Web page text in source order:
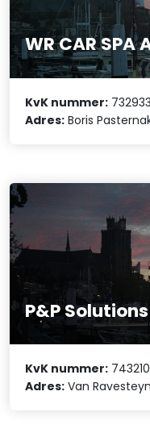
WR CAR
KvK nummer:
Adres: Boris
P&P Solutions
KvK nummer:
Adres: Van